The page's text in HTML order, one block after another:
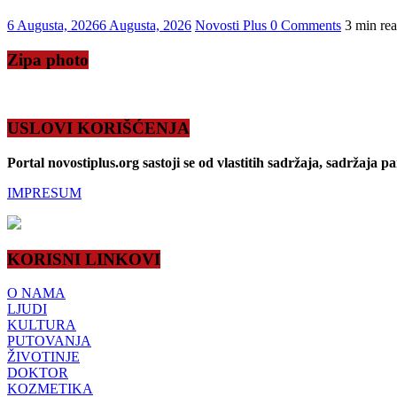
6 Augusta, 20266 Augusta, 2026 Novosti Plus 0 Comments 3 min
Zipa photo
USLOVI KORIŠĆENJA
Portal novostiplus.org sastoji se od vlastitih sadržaja, sadržaja
IMPRESUM
KORISNI LINKOVI
O NAMA
LJUDI
KULTURA
PUTOVANJA
ŽIVOTINJE
DOKTOR
KOZMETIKA